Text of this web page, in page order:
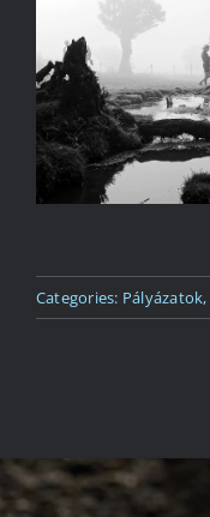
Történetünk
Kapcsolat
Categories: Pályázatok,